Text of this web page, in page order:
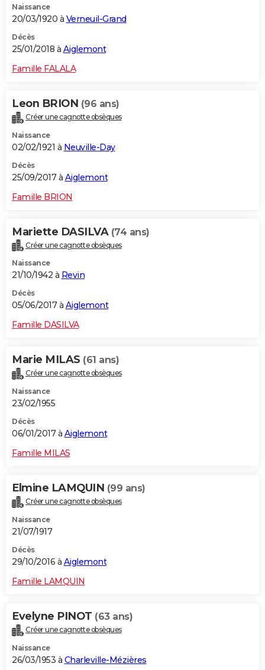
Naissance
20/03/1920 à Verneuil-Grand
Décès
25/01/2018 à Aiglemont
Famille FALALA
Leon BRION (96 ans)
Créer une cagnotte obsèques
Naissance
02/02/1921 à Neuville-Day
Décès
25/09/2017 à Aiglemont
Famille BRION
Mariette DASILVA (74 ans)
Créer une cagnotte obsèques
Naissance
21/10/1942 à Revin
Décès
05/06/2017 à Aiglemont
Famille DASILVA
Marie MILAS (61 ans)
Créer une cagnotte obsèques
Naissance
23/02/1955
Décès
06/01/2017 à Aiglemont
Famille MILAS
Elmine LAMQUIN (99 ans)
Créer une cagnotte obsèques
Naissance
21/07/1917
Décès
29/10/2016 à Aiglemont
Famille LAMQUIN
Evelyne PINOT (63 ans)
Créer une cagnotte obsèques
Naissance
26/03/1953 à Charleville-Mézières